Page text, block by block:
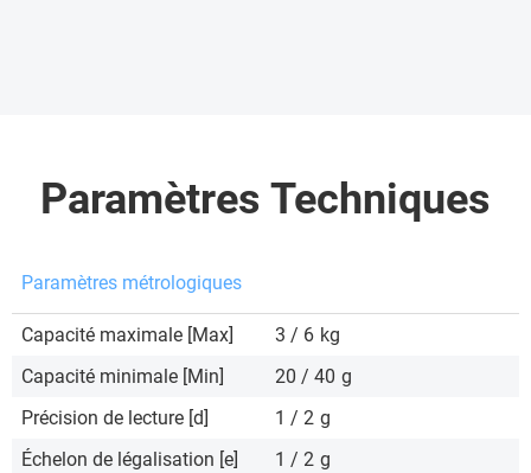
Paramètres Techniques
Paramètres métrologiques
Capacité maximale [Max] 3 / 6 kg
Capacité minimale [Min]
20 / 40 g
Précision de lecture [d]
1 / 2 g
Échelon de légalisation [e]
1 / 2 g